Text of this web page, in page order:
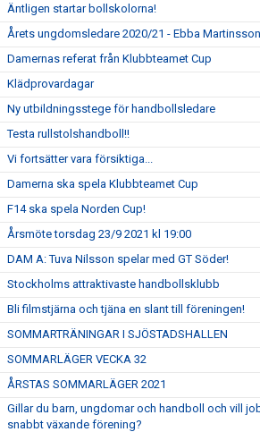
Äntligen startar bollskolorna!
Årets ungdomsledare 2020/21 - Ebba
Damernas referat från Klubbteamet Cup
Klädprovardagar
Ny utbildningsstege för handbollsledare
Testa rullstolshandboll!!
Vi fortsätter vara försiktiga...
Damerna ska spela Klubbteamet Cup
F14 ska spela Norden Cup!
Årsmöte torsdag 23/9 2021 kl 19:00
DAM A: Tuva Nilsson spelar med GT Söder!
Stockholms attraktivaste handbollsklubb
Bli filmstjärna och tjäna en slant till föreningen!
SOMMARTRÄNINGAR I SJÖSTADSHALLEN
SOMMARLÄGER VECKA 32
ÅRSTAS SOMMARLÄGER 2021
Gillar du barn, ungdomar och handboll och vill
snabbt växande förening?